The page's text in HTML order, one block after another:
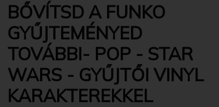
BŐVÍTSD A FUNKO
GYŰJTEMÉNYED
TOVÁBBI- POP - STAR
WARS - GYŰJTŐI VINYL
KARAKTEREKKEL